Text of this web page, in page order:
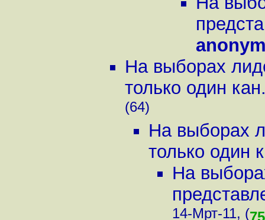
На выборах
только один
(64)
На выборах
только один
На
14-Мрт-11, (75